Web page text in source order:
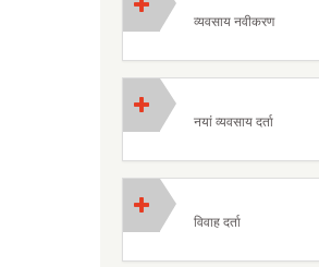
व्यवसाय नवीकरण
नयां व्यवसाय दर्ता
विवाह दर्ता